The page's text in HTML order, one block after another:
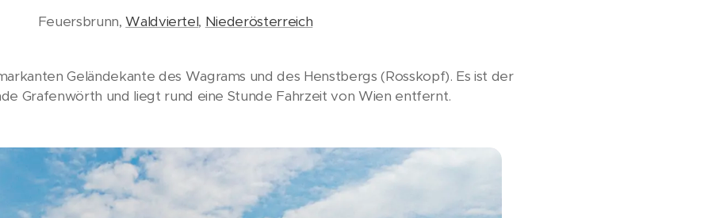
Feuersbrunn,Waldviertel, Niederösterreich
Geländekante des Wagrams und des Henstbergs (Rosskopf). Es ist der
Grafenwörth und liegt rund eine Stunde Fahrzeit von Wien entfernt.